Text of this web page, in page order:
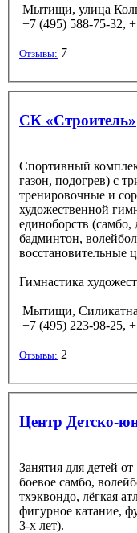
Мытищи, улица
+7 (495) 588-75-32,
Отзывы: 7
СК «Строитель»
Спортивный
газон, подогрев) с
тренировочные и
художественной
единоборств (самбо,
бадминтон,
восстановительные
Гимнастика
Мытищи,
+7 (495) 223-98-25,
Отзывы: 2
Центр Детско-
Занятия для детей
боевое самбо,
тхэквондо, лёгкая
фигурное катание,
3-х лет).